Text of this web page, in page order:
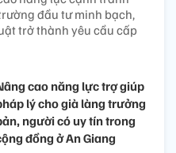
đầu tư minh bạch,
trở thành yêu cầu cấp
cao năng lực trợ giúp
lý cho già làng trưởng
người có uy tín trong
đồng ở An Giang